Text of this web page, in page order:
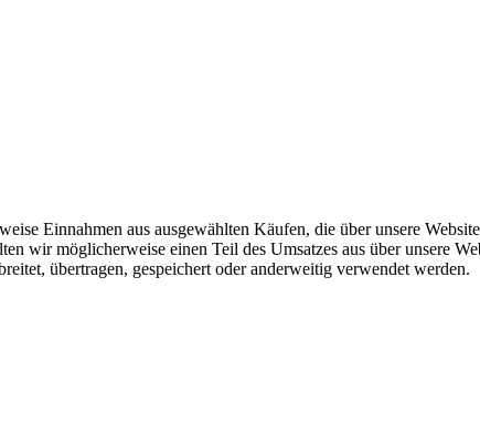
Einnahmen aus ausgewählten Käufen, die über unsere
wir möglicherweise einen Teil des Umsatzes aus über unsere
übertragen, gespeichert oder anderweitig verwendet werden.